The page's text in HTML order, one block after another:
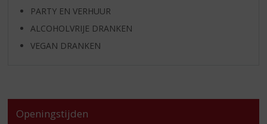
PARTY EN VERHUUR
ALCOHOLVRIJE DRANKEN
VEGAN DRANKEN
Openingstijden